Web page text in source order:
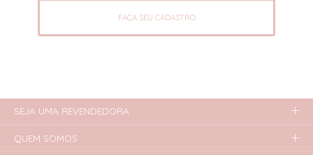
FAÇA SEU CADASTRO
SEJA UMA REVENDEDORA
QUEM SOMOS